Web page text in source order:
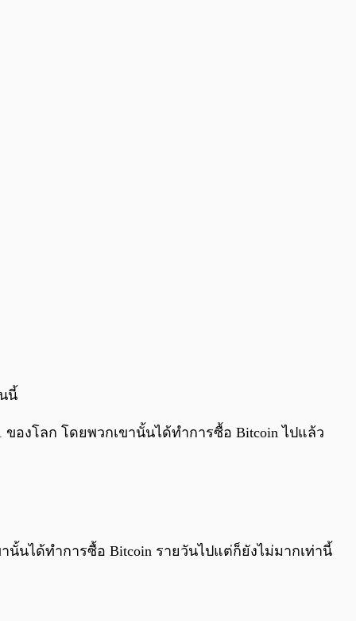
นี้
องโลก โดยพวกเขานั้นได้ทำการซื้อ Bitcoin ไปแล้ว
นั้นได้ทำการซื้อ Bitcoin รายวันไปแต่ก็ยังไม่มากเท่านี้